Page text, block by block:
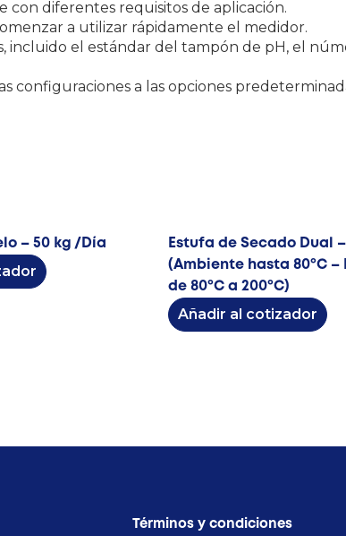
con diferentes requisitos de aplicación.
a utilizar rápidamente el medidor.
incluido el estándar del tampón de pH, el
configuraciones a las opciones
– 50 kg /Día
Estufa de Secado Dual –
(Ambiente hasta 80ºC –
de 80ºC a 200ºC)
Añadir al cotizador
Términos y condiciones